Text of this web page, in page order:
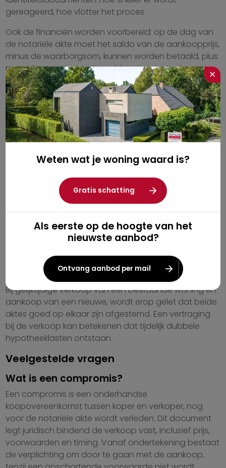
×
Weten wat je woning waard is?
Gratis schatting
Als eerste op de hoogte van het
nieuwste aanbod?
Ontvang aanbod per mail
gereageerd, hoe vlotter het proces.
Ook de financiën worden voorbereid: op de dag van
de notariële akte moet het saldo van de aankoopprijs,
minus de waarborgsom, kunnen worden betaald, plus
notariskosten, registratierechten en eventuele
hypotheekkosten. In Vlaanderen komt dit voor een
woning van €300.000 uit op ongeveer €350.000
totaal.
Stap 4: Notariële akte en sleuteloverdracht
De notaris nodigt beide partijen uit voor de akte, het
plaatsvindt. Beide partijen ondertekenen en de
sleutels worden overhandigd. De waarborgsom wordt
verrekend met het aankoopbedrag, en het resterende
saldo wordt overgemaakt naar de verkoper.
Op dit moment worden ook de registratierechten
betaald. In Vlaanderen bedragen deze 6% voor
onder bepaalde voorwaarden. De notariskosten
liggen rond 2 à 3% van de aankoopprijs.
Bij gelijktijdige verkoop van een bestaande woning en
aankoop van een nieuwe, wordt erop gelet dat beide
aktes goed op elkaar zijn afgestemd. Een vertraging
bij de verkoop kan betekenen dat tijdelijk dubbele
hypotheeklasten ontstaan.
Veelgestelde vragen
Wat is een compromis?
Een compromis is een onderhandse
koopovereenkomst tussen koper en verkoper, nog
voor de notariële akte wordt verleden. Dit document
legt juridisch bindend de verkoop vast, inclusief prijs,
voorwaarden en timing. Vanaf ondertekening bestaat
de verplichting om door te gaan met de aankoop,